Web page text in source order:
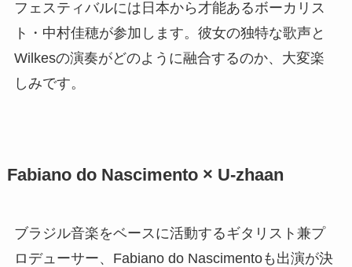
フェスティバルには日本から才能あるボーカリス
ト・中村佳穂が参加します。彼女の独特な歌声と
Wilkesの演奏がどのように融合するのか、大変楽
しみです。
Fabiano do Nascimento × U-zhaan
ブラジル音楽をベースに活動するギタリスト兼プ
ロデューサー、Fabiano do Nascimentoも出演が決